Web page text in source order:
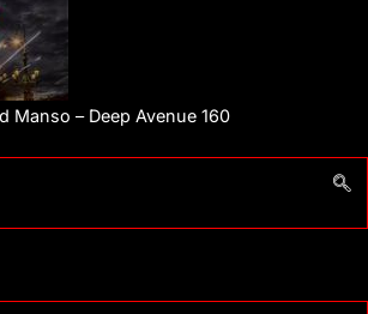
Manso – Deep Avenue 160